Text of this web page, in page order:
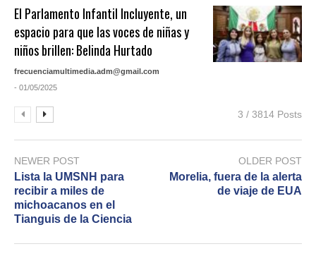
El Parlamento Infantil Incluyente, un
espacio para que las voces de niñas y
niños brillen: Belinda Hurtado
frecuenciamultimedia.adm@gmail.com
- 01/05/2025
3 / 3814 Posts
NEWER POST
Lista la UMSNH para
recibir a miles de
michoacanos en el
Tianguis de la Ciencia
OLDER POST
Morelia, fuera de la alerta
de viaje de EUA